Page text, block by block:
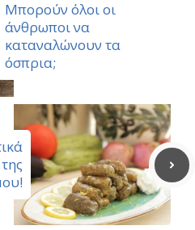
Μπορούν όλοι οι
άνθρωποι να
καταναλώνουν τα
όσπρια;